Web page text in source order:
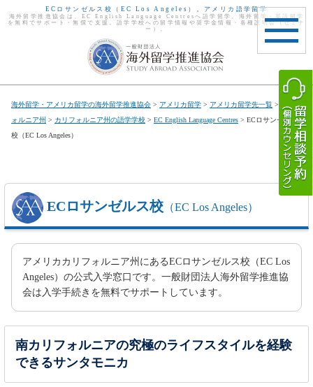
toggle
ECロサンゼルス校（EC Los Angeles）。アメリカ語学留学
海外留学推進協会は、EC English Language Centresへ語学留学。海外留学・英語留学
を無料でサポート・無償で支援。語学学校への留学情報や奨学金情報・各種説明会（セミナ
ー）。
海外留学・アメリカ留学の海外留学推進協会 > アメリカ留学 > アメリカ留学先一覧 >
カリフ
ォルニア州 > カリフォルニア州の語学学校 > EC English Language Centres > ECロサンゼルス
校（EC Los Angeles）
ECロサンゼルス校 （EC Los Angeles）
アメリカカリフォルニア州にあるECロサンゼルス校（EC Los
Angeles）の公式入学窓口です。一般財団法人海外留学推進協
会は入学手続きを無料でサポートしています。
南カリフォルニアの究極のライフスタイルを経験
できるサンタモニカ